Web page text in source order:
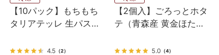
【10パック】もちもち
タリアテッレ 生パスタ
4.5 （2）
【2個入】ごろっとホタ
テ（青森産 黄金ほた
タン）
5.0（4）